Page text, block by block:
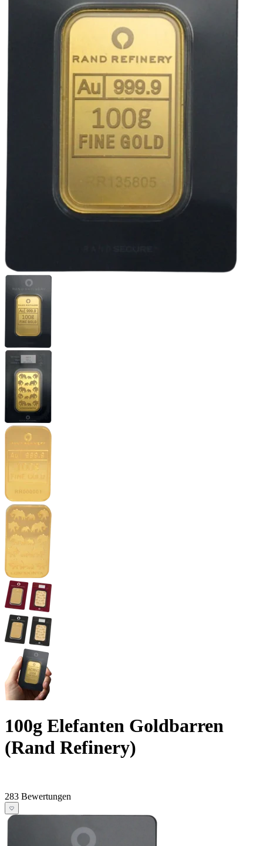
100g Elefanten Goldbarren
(Rand Refinery)
283 Bewertungen